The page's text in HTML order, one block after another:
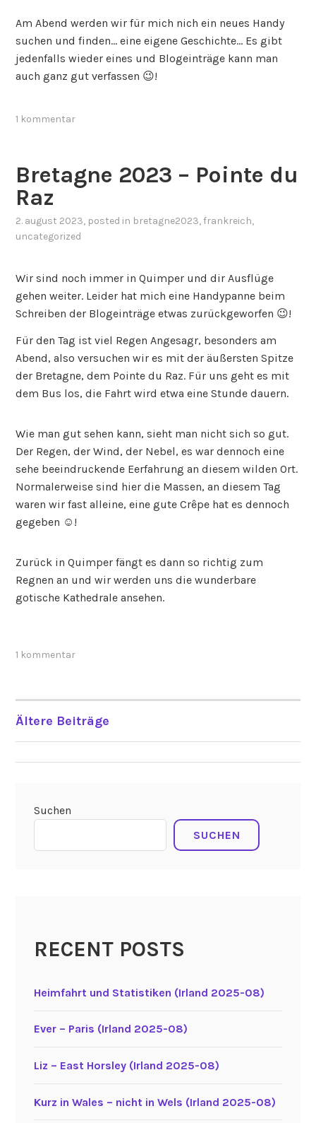
Am Abend werden wir für mich nich ein neues Handy
suchen und finden… eine eigene Geschichte… Es gibt
jedenfalls wieder eines und Blogeinträge kann man
auch ganz gut verfassen 😉!
1 kommentar
Bretagne 2023 – Pointe du
Raz
2. august 2023, posted in bretagne2023, frankreich,
uncategorized
Wir sind noch immer in Quimper und dir Ausflüge
gehen weiter. Leider hat mich eine Handypanne beim
Schreiben der Blogeinträge etwas zurückgeworfen 😉!
Für den Tag ist viel Regen Angesagr, besonders am
Abend, also versuchen wir es mit der äußersten Spitze
der Bretagne, dem Pointe du Raz. Für uns geht es mit
dem Bus los, die Fahrt wird etwa eine Stunde dauern.
Wie man gut sehen kann, sieht man nicht sich so gut.
Der Regen, der Wind, der Nebel, es war dennoch eine
sehe beeindruckende Eerfahrung an diesem wilden Ort.
Normalerweise sind hier die Massen, an diesem Tag
waren wir fast alleine, eine gute Crêpe hat es dennoch
gegeben ☺️!
Zurück in Quimper fängt es dann so richtig zum
Regnen an und wir werden uns die wunderbare
gotische Kathedrale ansehen.
1 kommentar
BEITRAGSNAVIGATION
Ältere Beiträge
Suchen
SUCHEN
RECENT POSTS
Heimfahrt und Statistiken (Irland 2025-08)
Ever – Paris (Irland 2025-08)
Liz – East Horsley (Irland 2025-08)
Kurz in Wales – nicht in Wels (Irland 2025-08)